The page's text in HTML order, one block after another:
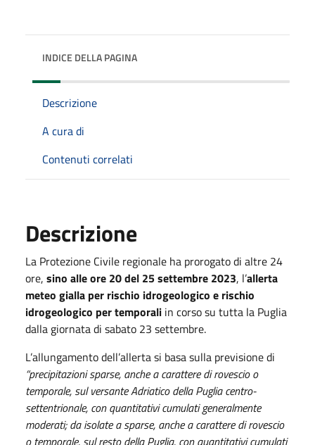
INDICE DELLA PAGINA
Descrizione
A cura di
Contenuti correlati
Descrizione
La Protezione Civile regionale ha prorogato di altre 24
ore, sino alle ore 20 del 25 settembre 2023, l’allerta
meteo gialla per rischio idrogeologico e rischio
idrogeologico per temporali in corso su tutta la Puglia
dalla giornata di sabato 23 settembre.
L’allungamento dell’allerta si basa sulla previsione di
“precipitazioni sparse, anche a carattere di rovescio o
temporale, sul versante Adriatico della Puglia centro-
settentrionale, con quantitativi cumulati generalmente
moderati; da isolate a sparse, anche a carattere di rovescio
o temporale, sul resto della Puglia, con quantitativi cumulati